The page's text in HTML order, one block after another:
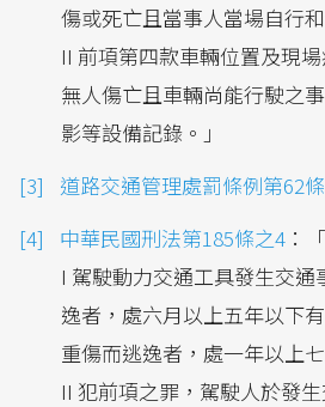
傷或死亡且當事人當場自行
II 前項第四款車輛位置及現
無人傷亡且車輛尚能行駛之
影等設備記錄。」
道路交通管理處罰條例第62條
中華民國刑法第185條之4 ：「
I 駕駛動力交通工具發生交
逸者，處六月以上五年以下
重傷而逃逸者，處一年以上
II 犯前項之罪，駕駛人於發